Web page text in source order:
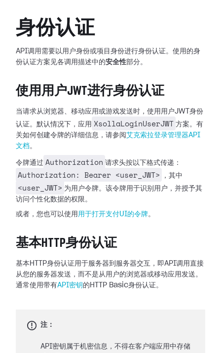
身份认证
API调用需要以用户身份或项目身份进行身份认证。使用的身
份认证方案见各调用描述中的安全性部分。
使用用户JWT进行身份认证
当请求从浏览器、移动应用或游戏发送时，使用用户JWT身份
认证。默认情况下，应用 XsollaLoginUserJWT 方案。有
关如何创建令牌的详细信息，请参阅 艾克索拉登录管理器API
文档。
令牌通过 Authorization 请求头按以下格式传递：
Authorization: Bearer <user_JWT> ，其中
<user_JWT> 为用户令牌。该令牌用于识别用户，并授予其
访问个性化数据的权限。
或者，您也可以使用 用于打开支付UI的令牌。
基本HTTP身份认证
基本HTTP身份认证用于服务器到服务器交互，即API调用直接
从您的服务器发送，而不是从用户的浏览器或移动应用发送。
通常使用带有API密钥 的HTTP Basic身份认证。
注：
API密钥属于机密信息，不得在客户端应用中存储